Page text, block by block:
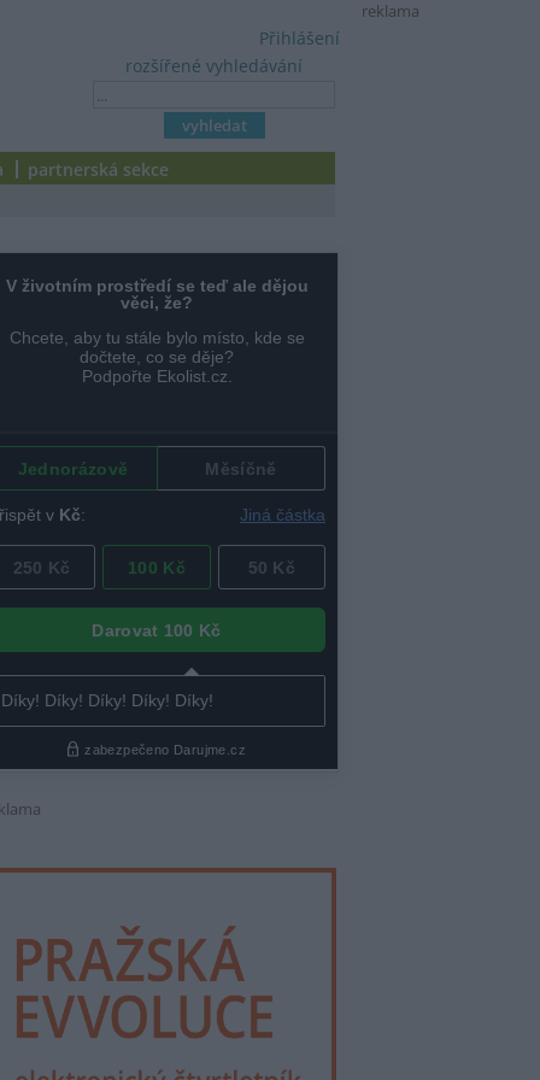
reklama
rozšířené vyhledávání
Přihlášení
partnerská sekce